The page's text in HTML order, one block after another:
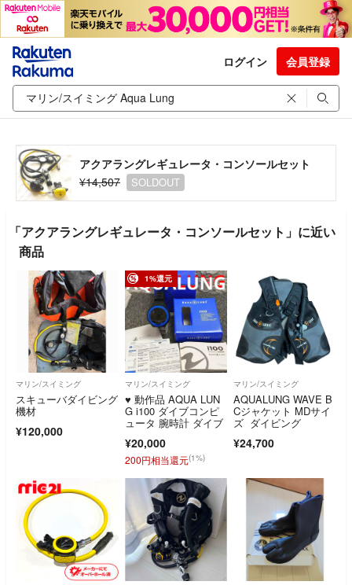
ログイン 会員登録
アクアラングレギュレータ・コンソールセット
¥14,507
SOLDOUT
「アクアラングレギュレータ・コンソールセット」に近い
商品
マリン/スイミング
スキューバダイビング
機材
¥120,000
1%還元
マリン/スイミング
♥️ 動作品 AQUA LUN
G i100 ダイブコンピ
ュータ 腕時計 ダイブ
¥20,000
200円相当還元(1%)
マリン/スイミング
AQUALUNG WAVE B
Cジャケット MDサイ
ズ ダイビング
¥24,700